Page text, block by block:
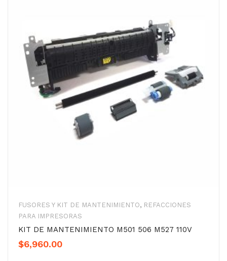
FUSORES Y KIT DE MANTENIMIENTO, REFACCIONES
PARA IMPRESORAS
KIT DE MANTENIMIENTO M501 506 M527 110V
$6,960.00